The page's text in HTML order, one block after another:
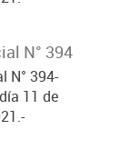
N° 394
N° 394-
11 de